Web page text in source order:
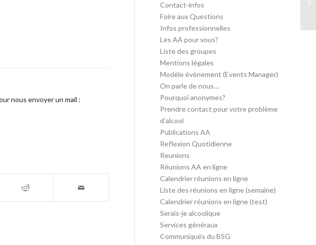
nous envoyer un mail :
Contact-infos
Foire aux Questions
Infos professionnelles
Les AA pour vous?
Liste des groupes
Mentions légales
Modèle événement (Events Manager)
On parle de nous…
Pourquoi anonymes?
Prendre contact pour votre problème
d’alcool
Publications AA
Reflexion Quotidienne
Reunions
Réunions AA en ligne
Calendrier réunions en ligne
Liste des réunions en ligne (semaine)
Calendrier réunions en ligne (test)
Serais-je alcoolique
Services généraux
Communiqués du BSG